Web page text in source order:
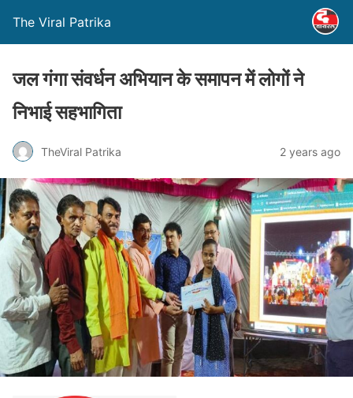
The Viral Patrika
जल गंगा संवर्धन अभियान के समापन में लोगों ने
निभाई सहभागिता
TheViral Patrika 2 years ago